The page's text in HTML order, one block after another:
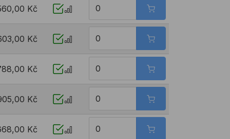
Kč
Kč
Kč
Kč
Kč